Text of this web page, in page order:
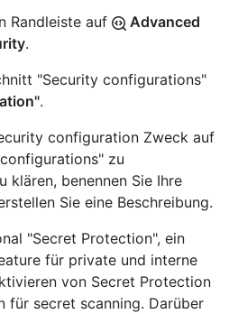
Randleiste auf
Advanced
.
"Security configurations"
.
configuration Zweck auf
zu
klären, benennen Sie Ihre
Sie eine Beschreibung.
"Secret Protection", ein
für private und interne
von Secret Protection
für secret scanning. Darüber